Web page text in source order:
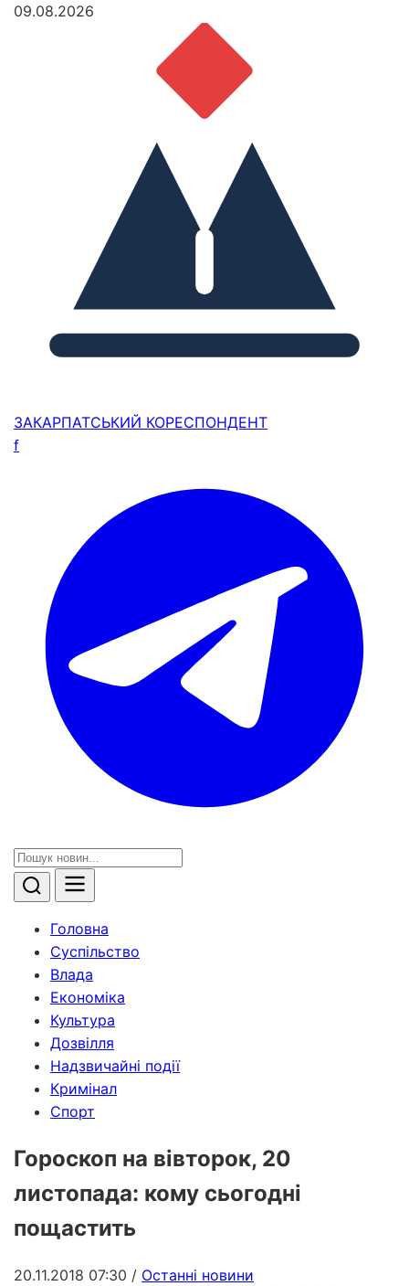
09.08.2026
ЗАКАРПАТСЬКИЙ КОРЕСПОНДЕНТ
f
Головна
Суспільство
Влада
Економіка
Культура
Дозвілля
Надзвичайні події
Кримінал
Спорт
Гороскоп на вівторок, 20
листопада: кому сьогодні
пощастить
20.11.2018 07:30 / Останні новини